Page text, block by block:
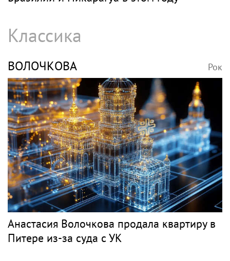
Классика
ВОЛОЧКОВА Рок
Анастасия Волочкова продала квартиру в
Питере из-за суда с УК